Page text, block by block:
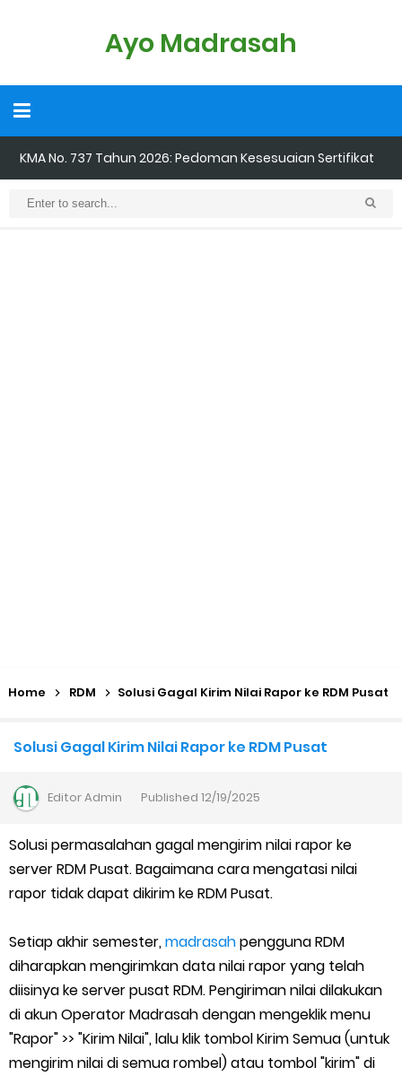
Ayo Madrasah
KMA No. 737 Tahun 2026: Pedoman Kesesuaian Sertifikat
Daftar Penerima PIP MI, MTs, dan MA Tahap I 2026
Kalender Pendidikan Madrasah 2026/2027 | Excel & PDF (Ditjen
Pendis)
Juknis Penerbitan Ijazah Madrasah Tahun 2026
Solusi Agar Valid Rapor & Status Verval di PDUM Tercentang
Hijau
TKA Susulan jenjang SD/MI dan SMP/MTs
Cara Mengajukan Tunjangan Insentif di EMIS-GTK Baru
Home RDM Solusi Gagal Kirim Nilai Rapor ke RDM Pusat
Solusi Gagal Kirim Nilai Rapor ke RDM Pusat
EditorAdmin Published 12/19/2025
Solusi permasalahan gagal mengirim nilai rapor ke
server RDM Pusat. Bagaimana cara mengatasi nilai
rapor tidak dapat dikirim ke RDM Pusat.
Setiap akhir semester,madrasahpengguna RDM
diharapkan mengirimkan data nilai rapor yang telah
diisinya ke server pusat RDM. Pengiriman nilai dilakukan
di akun Operator Madrasah dengan mengeklik menu
"Rapor" >> "Kirim Nilai", lalu klik tombol Kirim Semua (untuk
mengirim nilai di semua rombel) atau tombol "kirim" di